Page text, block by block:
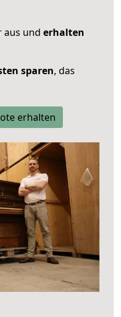
aus und erhalten
sparen, das
erhalten